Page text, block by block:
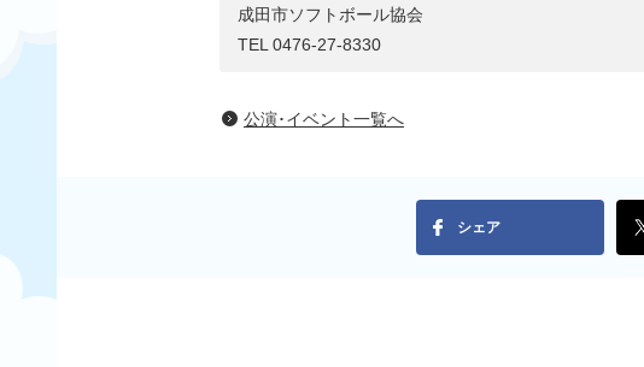
成田市ソフトボール協会
TEL 0476-27-8330
公演･イベント一覧へ
シェア